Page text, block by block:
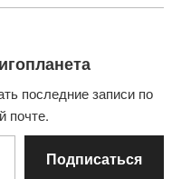
последние записи по
почте.
Подписаться